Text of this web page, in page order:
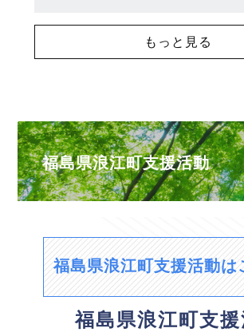
もっと見る
福島県浪江町支援活動
福島県浪江町支援活動は
福島県浪江町支援